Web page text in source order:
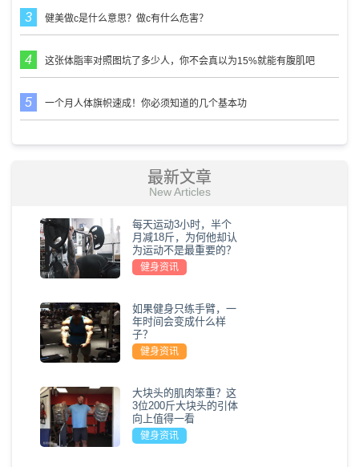
健美做c是什么意思？做c有什么危害？
这张体脂率对照图坑了多少人，你不会真以为15%就能有腹肌吧
一个月人体旗帜速成！你必须知道的几个基本功
最新文章
New Articles
每天运动3小时，半个
月减18斤，为何他却认
为运动不是最重要的？
健身资讯
如果健身只练手臂，一
年时间会变成什么样
子？
健身资讯
大块头的肌肉笨重？这
3位200斤大块头的引体
向上值得一看
健身资讯